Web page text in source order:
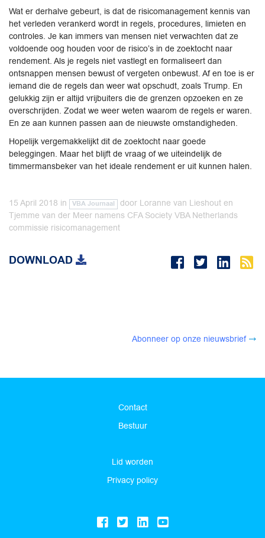
Wat er derhalve gebeurt, is dat de risicomanagement kennis van
het verleden verankerd wordt in regels, procedures, limieten en
controles. Je kan immers van mensen niet verwachten dat ze
voldoende oog houden voor de risico’s in de zoektocht naar
rendement. Als je regels niet vastlegt en formaliseert dan
ontsnappen mensen bewust of vergeten onbewust. Af en toe is er
iemand die de regels dan weer wat opschudt, zoals Trump. En
gelukkig zijn er altijd vrijbuiters die de grenzen opzoeken en ze
overschrijden. Zodat we weer weten waarom de regels er waren.
En ze aan kunnen passen aan de nieuwste omstandigheden.
Hopelijk vergemakkelijkt dit de zoektocht naar goede
beleggingen. Maar het blijft de vraag of we uiteindelijk de
timmermansbeker van het ideale rendement er uit kunnen halen.
15 April 2018 in VBA Journaal door Loranne van Lieshout en
Tjemme van der Meer namens CFA Society VBA Netherlands
commissie risicomanagement
DOWNLOAD
Abonneer op onze nieuwsbrief
Contact
Bestuur
Lid worden
Privacy policy